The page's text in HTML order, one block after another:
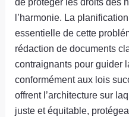
l’harmonie. La
essentielle de cette
rédaction de documents
contraignants pour guider
conformément aux lois
offrent l’architecture sur
juste et équitable,